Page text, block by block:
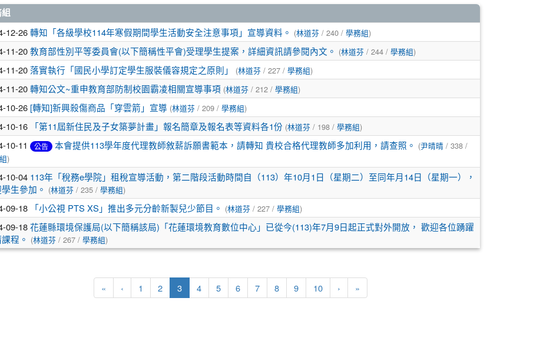
列表
12-26轉知「各級學校114年寒假期間學生活動安全注意事項」宣導資料。 (林道芬/ 240 / 學務組)
11-20教育部性別平等委員會(以下簡稱性平會)受理學生提案，詳細資訊請參閱內文。 (林道芬/ 244 / 學務組)
11-20落實執行「國民小學訂定學生服裝儀容規定之原則」 (林道芬/ 227 / 學務組)
11-20轉知公文~重申教育部防制校園霸凌相關宣導事項 (林道芬/ 212 / 學務組)
10-26 [轉知]新興殺傷商品「穿雲箭」宣導 (林道芬/ 209 / 學務組)
10-16 「第11屆新住民及子女築夢計畫」報名簡章及報名表等資料各1份 (林道芬/ 198 / 學務組)
10-11 公告 本會提供113學年度代理教師敘薪訴願書範本，請轉知 貴校合格代理教師多加利用，請查照。 (尹晴晴/ 338 /
)
10-04 113年「稅務e學院」租稅宣導活動，第二階段活動時間自（113）年10月1日（星期二）至同年月14日（星期一），
生參加。 (林道芬/ 235 / 學務組)
09-18 「小公視 PTS XS」推出多元分齡新製兒少節目。 (林道芬/ 227 / 學務組)
09-18花蓮縣環境保護局(以下簡稱該局)「花蓮環境教育數位中心」已從今(113)年7月9日起正式對外開放， 歡迎各位踴躍
程。 (林道芬/ 267 / 學務組)
«第一頁
‹上一頁
1 2 3(目前頁次)
4 5 6 7 8 9 10 ›下一頁
»最後頁